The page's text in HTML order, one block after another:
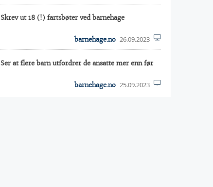
Skrev ut 18 (!) fartsbøter ved barnehage
barnehage.no 26.09.2023
Ser at flere barn utfordrer de ansatte mer enn før
barnehage.no 25.09.2023